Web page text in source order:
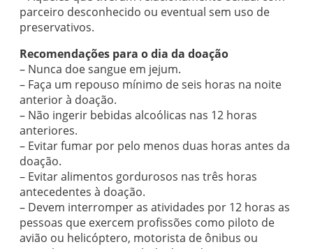
parceiro desconhecido ou eventual sem uso de
preservativos.
Recomendações para o dia da doação
– Nunca doe sangue em jejum.
– Faça um repouso mínimo de seis horas na noite
anterior à doação.
– Não ingerir bebidas alcoólicas nas 12 horas
anteriores.
– Evitar fumar por pelo menos duas horas antes da
doação.
– Evitar alimentos gordurosos nas três horas
antecedentes à doação.
– Devem interromper as atividades por 12 horas as
pessoas que exercem profissões como piloto de
avião ou helicóptero, motorista de ônibus ou